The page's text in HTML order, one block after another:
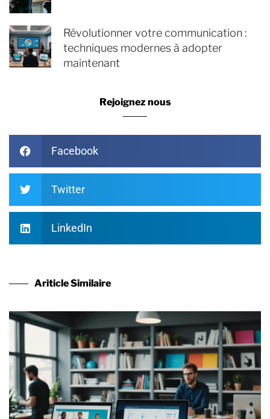
Révolutionner votre communication :
techniques modernes à adopter
maintenant
Rejoignez nous
Facebook
Twitter
LinkedIn
Ariticle Similaire